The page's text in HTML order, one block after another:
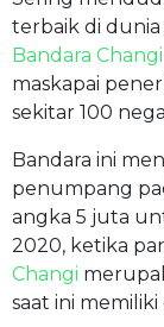
terbaik di
Bandara Changi
maskapai
sekitar 100
Bandara ini
penumpang
angka 5 juta
2020, ketika
Changi
saat ini